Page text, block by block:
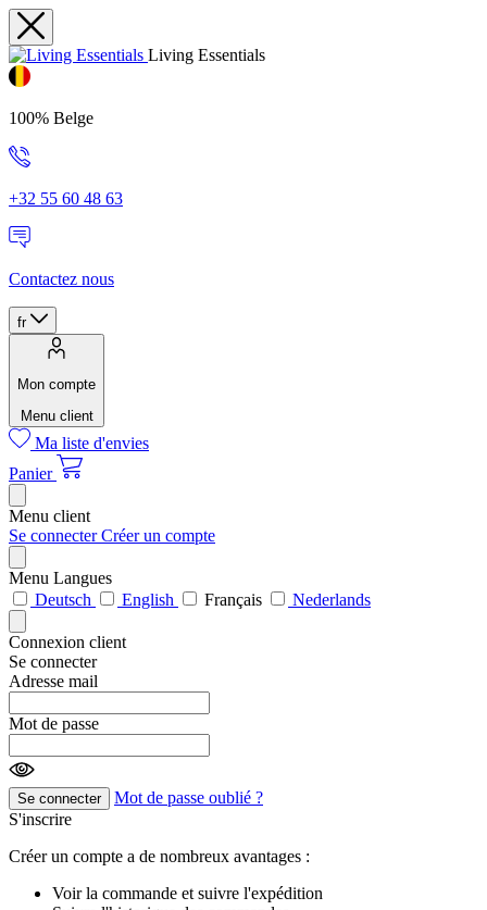
Living Essentials
100% Belge
+32 55 60 48 63
Contactez nous
fr
Mon compte
Menu client
Ma liste d'envies
Panier
Menu client
Se connecterCréer un compte
Menu Langues
Deutsch
English Français Nederlands
Connexion client
Se connecter
Adresse mail
Mot de passe
Se connecter
Mot de passe oublié ?
S'inscrire
Créer un compte a de nombreux avantages :
Voir la commande et suivre l'expédition